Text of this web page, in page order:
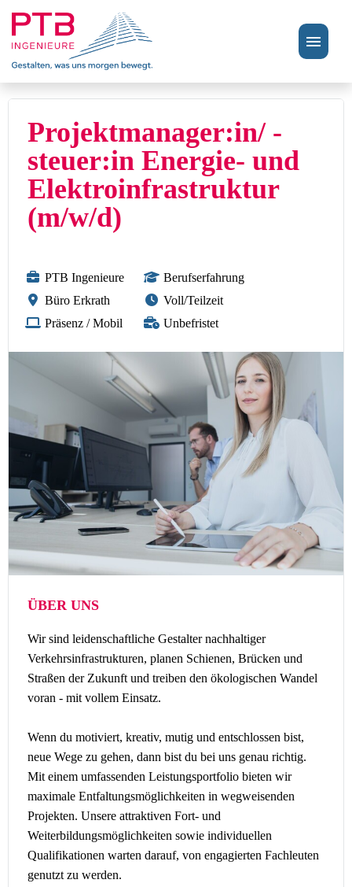
Stellenangebote
Perspektiven
FAQ
Projektmanager:in/ -
steuer:in Energie- und
Elektroinfrastruktur
(m/w/d)
PTB Ingenieure
Büro Erkrath
Präsenz / Mobil
Berufserfahrung
Voll/Teilzeit
Unbefristet
ÜBER UNS
Wir sind leidenschaftliche Gestalter nachhaltiger
Verkehrsinfrastrukturen, planen Schienen, Brücken und
Straßen der Zukunft und treiben den ökologischen Wandel
voran - mit vollem Einsatz.
Wenn du motiviert, kreativ, mutig und entschlossen bist,
neue Wege zu gehen, dann bist du bei uns genau richtig.
Mit einem umfassenden Leistungsportfolio bieten wir
maximale Entfaltungsmöglichkeiten in wegweisenden
Projekten. Unsere attraktiven Fort- und
Weiterbildungsmöglichkeiten sowie individuellen
Qualifikationen warten darauf, von engagierten Fachleuten
genutzt zu werden.